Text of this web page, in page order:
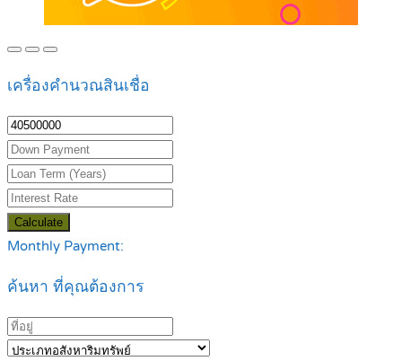
เครื่องคำนวณสินเชื่อ
Calculate
Monthly Payment:
ค้นหา ที่คุณต้องการ